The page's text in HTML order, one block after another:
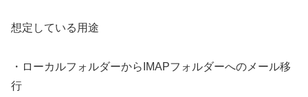
想定している用途
・ローカルフォルダーからIMAPフォルダーへのメール移
行